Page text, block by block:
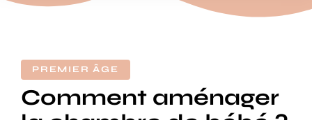
PREMIER ÂGE
Comment aménager